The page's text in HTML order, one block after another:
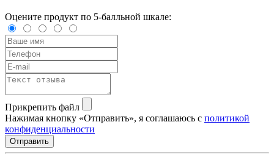
Оцените продукт по 5-балльной шкале:
Прикрепить файл
Нажимая кнопку «Отправить», я соглашаюсь с политикой
конфиденциальности
Отправить